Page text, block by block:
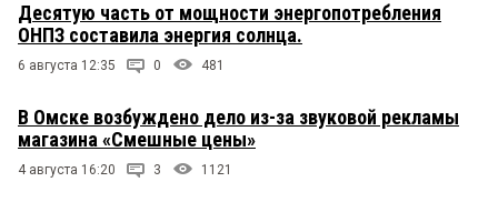
Десятую часть от мощности энергопотребления
ОНПЗ составила энергия солнца.
6 августа 12:35 0 481
В Омске возбуждено дело из-за звуковой рекламы
магазина «Смешные цены»
4 августа 16:20 3 1121